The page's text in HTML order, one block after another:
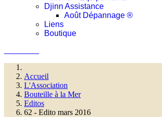
Djinn Assistance
Août Dépannage ®
Liens
Boutique
Accueil
L'Association
Bouteille à la Mer
Editos
62 - Edito mars 2016